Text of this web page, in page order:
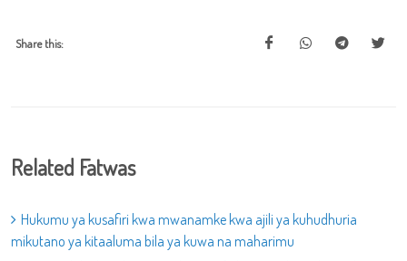
Share this:
Related Fatwas
Hukumu ya kusafiri kwa mwanamke kwa ajili ya kuhudhuria
mikutano ya kitaaluma bila ya kuwa na maharimu